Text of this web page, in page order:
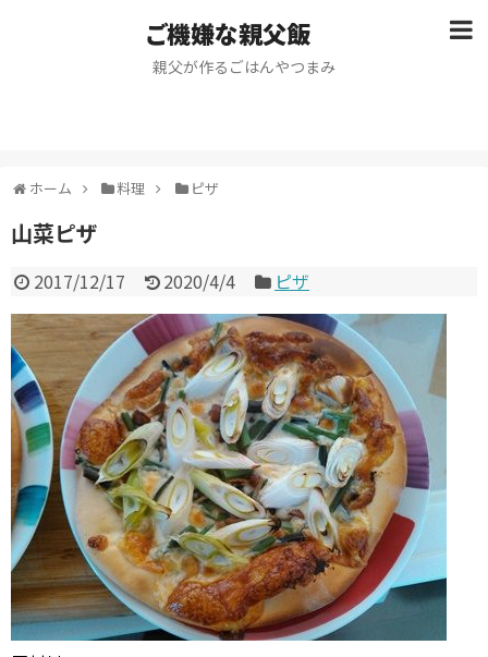
ご機嫌な親父飯
親父が作るごはんやつまみ
ホーム 料理 ピザ
山菜ピザ
2017/12/17 2020/4/4 ピザ